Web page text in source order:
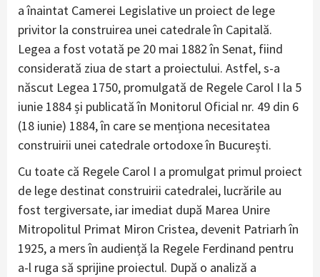
a înaintat Camerei Legislative un proiect de lege
privitor la construirea unei catedrale în Capitală.
Legea a fost votată pe 20 mai 1882 în Senat, fiind
considerată ziua de start a proiectului. Astfel, s-a
născut Legea 1750, promulgată de Regele Carol I la 5
iunie 1884 și publicată în Monitorul Oficial nr. 49 din 6
(18 iunie) 1884, în care se menționa necesitatea
construirii unei catedrale ortodoxe în București.
Cu toate că Regele Carol I a promulgat primul proiect
de lege destinat construirii catedralei, lucrările au
fost tergiversate, iar imediat după Marea Unire
Mitropolitul Primat Miron Cristea, devenit Patriarh în
1925, a mers în audiență la Regele Ferdinand pentru
a-l ruga să sprijine proiectul. După o analiză a